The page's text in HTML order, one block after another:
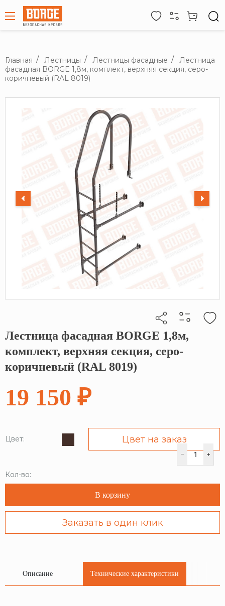
Главная Лестницы Лестницы фасадные
Лестница
фасадная BORGE 1,8м, комплект, верхняя секция, серо-
коричневый (RAL 8019)
Кликните, чтобы скопировать прямую ссылку
Лестница фасадная BORGE 1,8м,
комплект, верхняя секция, серо-
коричневый (RAL 8019)
19 150 ₽
Цвет: Цвет на заказ
Кол-во:
В корзину
Заказать в один клик
Описание Технические характеристики